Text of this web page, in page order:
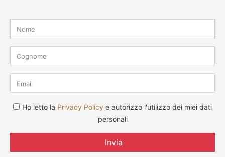
Ho letto la Privacy Policy e autorizzo l'utilizzo dei miei dati
personali
Invia